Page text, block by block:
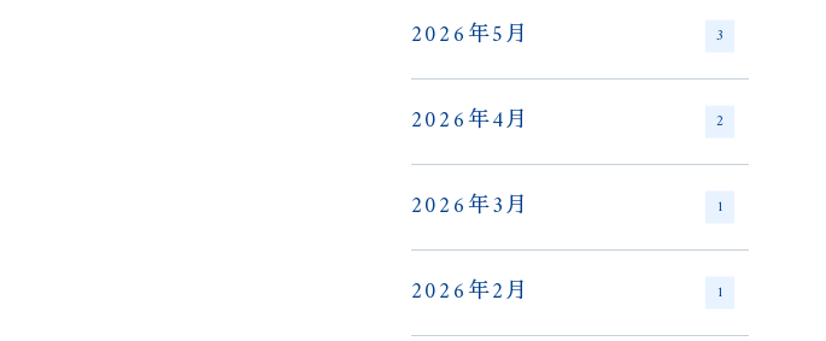
2026年5月 3
2026年4月 2
2026年3月 1
2026年2月 1